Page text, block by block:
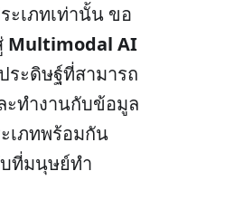
ะเภทเท่านั้น ขอ
Multimodal AI
ะดิษฐ์ที่สามารถ
ะทำงานกับข้อมูล
เภทพร้อมกัน
ที่มนุษย์ทำ